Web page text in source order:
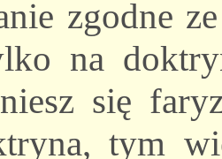
zgodne
na
się
tym